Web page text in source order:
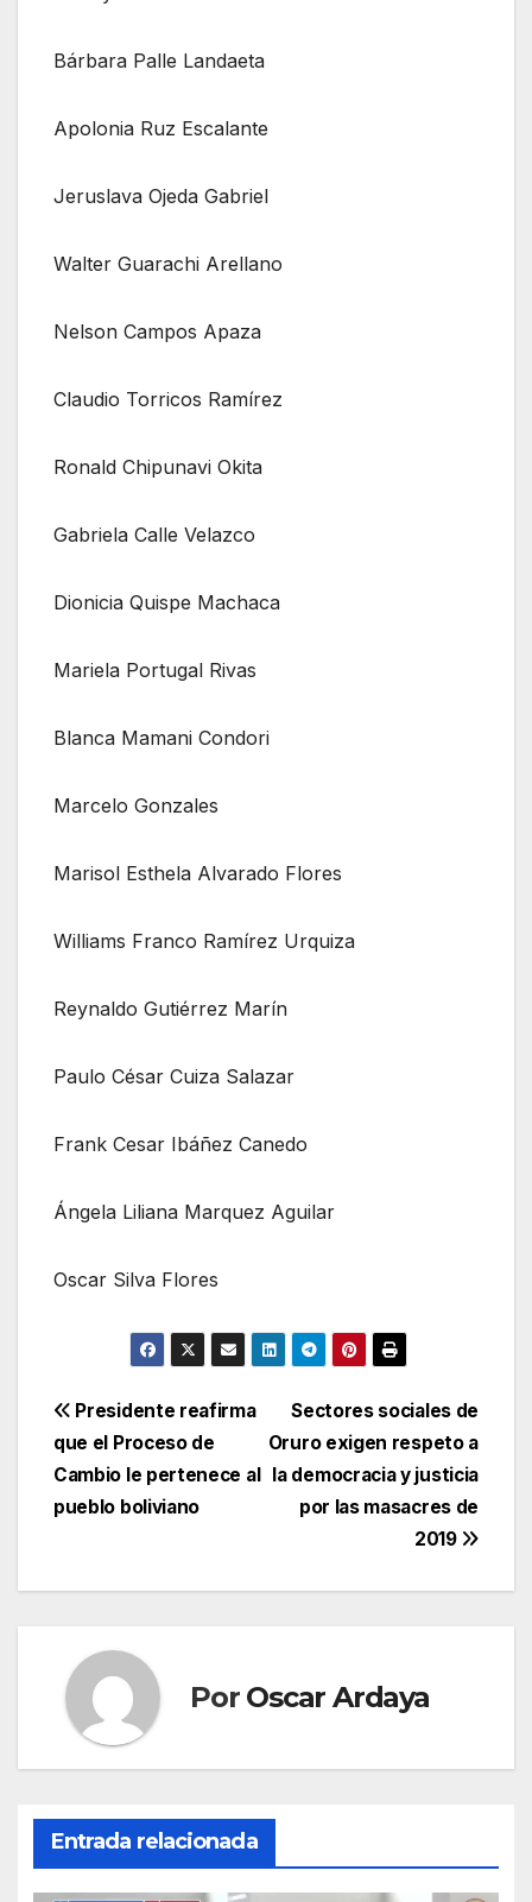
Bárbara Palle Landaeta
Apolonia Ruz Escalante
Jeruslava Ojeda Gabriel
Walter Guarachi Arellano
Nelson Campos Apaza
Claudio Torricos Ramírez
Ronald Chipunavi Okita
Gabriela Calle Velazco
Dionicia Quispe Machaca
Mariela Portugal Rivas
Blanca Mamani Condori
Marcelo Gonzales
Marisol Esthela Alvarado Flores
Williams Franco Ramírez Urquiza
Reynaldo Gutiérrez Marín
Paulo César Cuiza Salazar
Frank Cesar Ibáñez Canedo
Ángela Liliana Marquez Aguilar
Oscar Silva Flores
Navegación
de
entradas
Sectores sociales de
Oruro exigen respeto a
la democracia y justicia
por las masacres de
2019
Presidente reafirma
que el Proceso de
Cambio le pertenece al
pueblo boliviano
Por Oscar Ardaya
Entrada relacionada